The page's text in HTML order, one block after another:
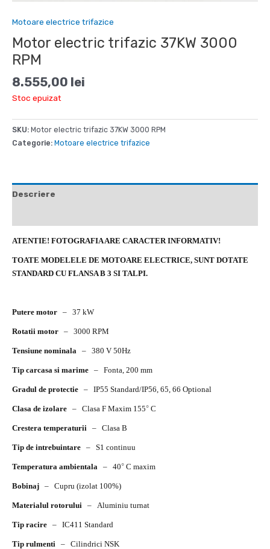
Motoare electrice trifazice
Motor electric trifazic 37KW 3000
RPM
8.555,00 lei
Stoc epuizat
SKU: Motor electric trifazic 37KW 3000 RPM
Categorie: Motoare electrice trifazice
Descriere
ATENTIE! FOTOGRAFIA ARE CARACTER INFORMATIV!
TOATE MODELELE DE MOTOARE ELECTRICE, SUNT DOTATE
STANDARD CU FLANSA B 3 SI TALPI.
Putere motor – 37 kW
Rotatii motor – 3000 RPM
Tensiune nominala – 380 V 50Hz
Tip carcasa si marime – Fonta, 200 mm
Gradul de protectie – IP55 Standard/IP56, 65, 66 Optional
Clasa de izolare – Clasa F Maxim 155° C
Crestera temperaturii – Clasa B
Tip de intrebuintare – S1 continuu
Temperatura ambientala – 40° C maxim
Bobinaj – Cupru (izolat 100%)
Materialul rotorului – Aluminiu turnat
Tip racire – IC411 Standard
Tip rulmenti – Cilindrici NSK